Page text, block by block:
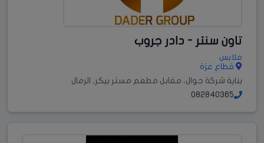
تاون سنتر - دادر جروب
ملابس
قطاع غزة
بناية شركة جوال، مقابل مطعم مستر بيكر, الرمال
082840365